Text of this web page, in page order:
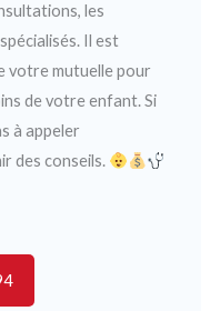
les
Il est
votre mutuelle pour
de votre enfant. Si
à appeler
des conseils.